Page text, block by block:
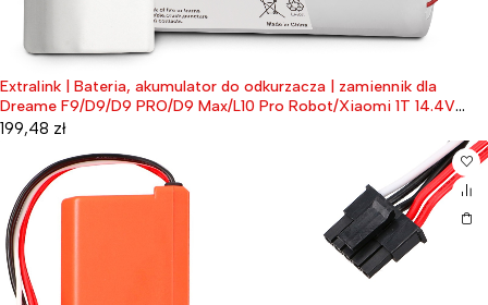
Extralink | Bateria, akumulator do odkurzacza | zamiennik dla
Dreame F9/D9/D9 PRO/D9 Max/L10 Pro Robot/Xiaomi 1T 14.4V
5200mAh [COPY]
199,48 zł